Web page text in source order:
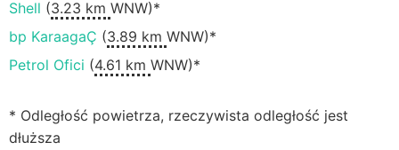
Shell (3.23 km WNW)*
bp KaraagaÇ (3.89 km WNW)*
Petrol Ofici (4.61 km WNW)*
* Odległość powietrza, rzeczywista odległość jest
dłuższa